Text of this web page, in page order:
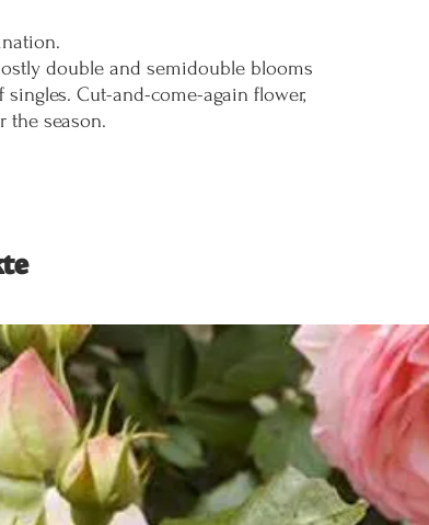
double and semidouble blooms
Cut-and-come-again flower,
the season.